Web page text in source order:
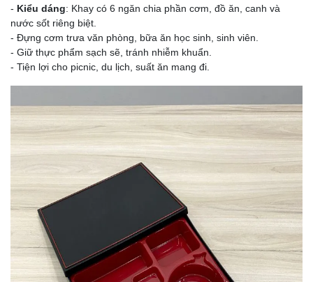
- Kiểu dáng: Khay có 6 ngăn chia phần cơm, đồ ăn, canh và
nước sốt riêng biệt.
- Đựng cơm trưa văn phòng, bữa ăn học sinh, sinh viên.
- Giữ thực phẩm sạch sẽ, tránh nhiễm khuẩn.
- Tiện lợi cho picnic, du lịch, suất ăn mang đi.